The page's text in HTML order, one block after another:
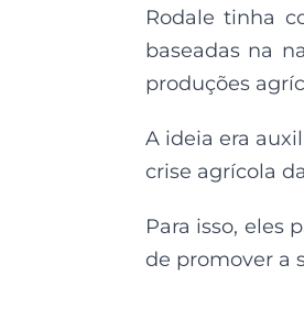
Rodale tinha
baseadas na
produções
A ideia era
crise agrícola
Para isso, eles
de promover a